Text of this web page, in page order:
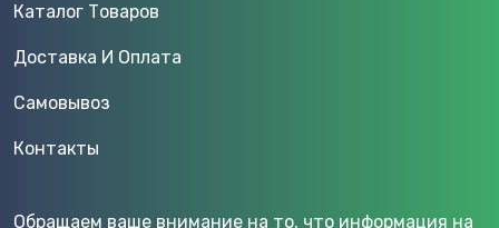
Каталог Товаров
Доставка И Оплата
Самовывоз
Контакты
Обращаем ваше внимание на то, что информация на